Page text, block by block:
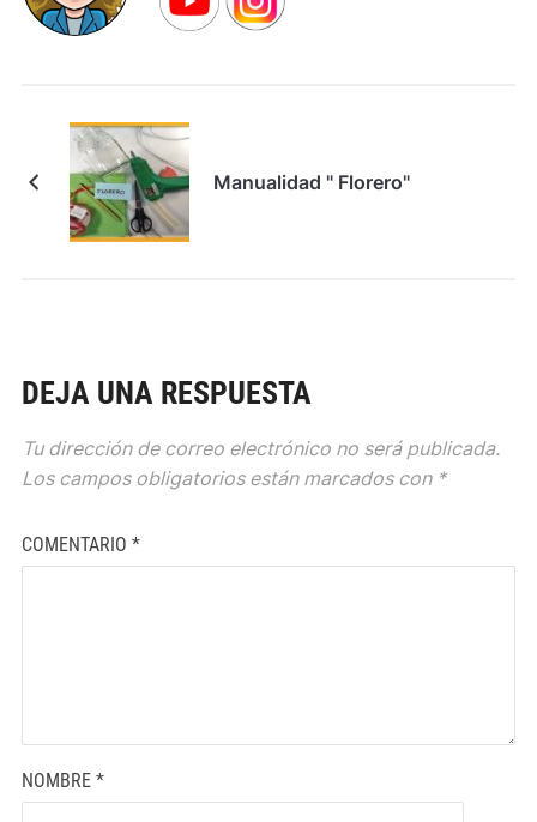
Manualidad " Florero"
DEJA UNA RESPUESTA
Tu dirección de correo electrónico no será publicada.
Los campos obligatorios están marcados con *
COMENTARIO *
NOMBRE *